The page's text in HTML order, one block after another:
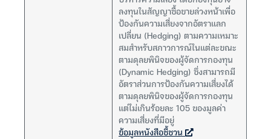
ลงทุนในสัญญาซื้อขายล่วงหน้าเพื่อ
ป้องกันความเสี่ยงจากอัตราแลก
เปลี่ยน (Hedging) ตามความเหมาะ
สมสำหรับสภาวการณ์ในแต่ละขณะ
ตามดุลยพินิจของผู้จัดการกองทุน
(Dynamic Hedging) ซึ่งสามารถมี
อัตราส่วนการป้องกันความเสี่ยงได้
ตามดุลยพินิจของผู้จัดการกองทุน
แต่ไม่เกินร้อยละ 105 ของมูลค่า
ความเสี่ยงที่มีอยู่
ข้อมูลหนังสือชี้ชวน